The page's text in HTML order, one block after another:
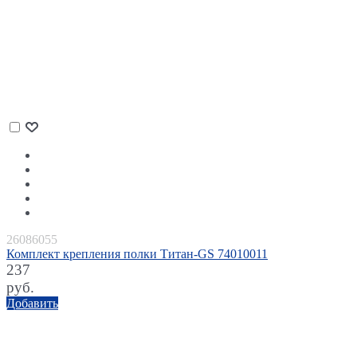
26086055
Комплект крепления полки Титан-GS 74010011
237
руб.
Добавить